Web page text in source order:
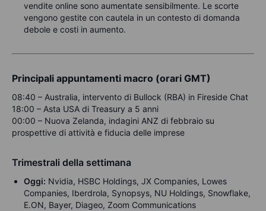
vendite online sono aumentate sensibilmente. Le scorte
vengono gestite con cautela in un contesto di domanda
debole e costi in aumento.
Principali appuntamenti macro (orari GMT)
08:40 – Australia, intervento di Bullock (RBA) in Fireside Chat
18:00 – Asta USA di Treasury a 5 anni
00:00 – Nuova Zelanda, indagini ANZ di febbraio su
prospettive di attività e fiducia delle imprese
Trimestrali della settimana
Oggi: Nvidia, HSBC Holdings, JX Companies, Lowes
Companies, Iberdrola, Synopsys, NU Holdings, Snowflake,
E.ON, Bayer, Diageo, Zoom Communications